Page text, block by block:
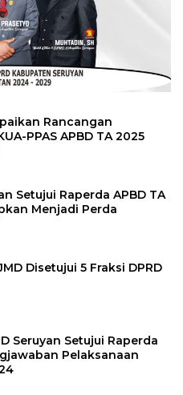
Rancangan
PPAS APBD TA 2025
Setujui Raperda APBD TA
Menjadi Perda
Disetujui 5 Fraksi DPRD
Seruyan Setujui Raperda
Pelaksanaan